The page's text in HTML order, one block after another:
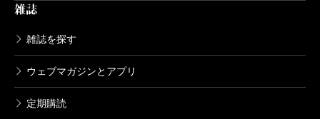
雑誌
雑誌を探す
ウェブマガジンとアプリ
定期購読